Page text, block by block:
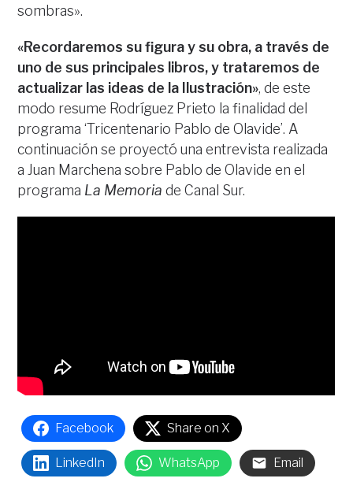
sombras».
«Recordaremos su figura y su obra, a través de
uno de sus principales libros, y trataremos de
actualizar las ideas de la Ilustración», de este
modo resume Rodríguez Prieto la finalidad del
programa ‘Tricentenario Pablo de Olavide’. A
continuación se proyectó una entrevista realizada
a Juan Marchena sobre Pablo de Olavide en el
programa La Memoria de Canal Sur.
Facebook Share on X
LinkedIn WhatsApp Email